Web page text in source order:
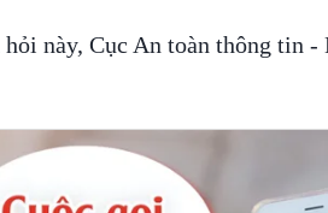
này, Cục An toàn thông tin -